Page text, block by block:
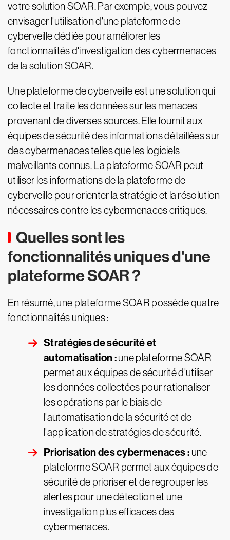
votre solution SOAR. Par exemple, vous pouvez
envisager l'utilisation d'une plateforme de
cyberveille dédiée pour améliorer les
fonctionnalités d'investigation des cybermenaces
de la solution SOAR.
Une plateforme de cyberveille est une solution qui
collecte et traite les données sur les menaces
provenant de diverses sources. Elle fournit aux
équipes de sécurité des informations détaillées sur
des cybermenaces telles que les logiciels
malveillants connus. La plateforme SOAR peut
utiliser les informations de la plateforme de
cyberveille pour orienter la stratégie et la résolution
nécessaires contre les cybermenaces critiques.
Quelles sont les
fonctionnalités uniques d'une
plateforme SOAR ?
En résumé, une plateforme SOAR possède quatre
fonctionnalités uniques :
Stratégies de sécurité et
automatisation :une plateforme SOAR
permet aux équipes de sécurité d'utiliser
les données collectées pour rationaliser
les opérations par le biais de
l'automatisation de la sécurité et de
l'application de stratégies de sécurité.
Priorisation des cybermenaces : une
plateforme SOAR permet aux équipes de
sécurité de prioriser et de regrouper les
alertes pour une détection et une
investigation plus efficaces des
cybermenaces.